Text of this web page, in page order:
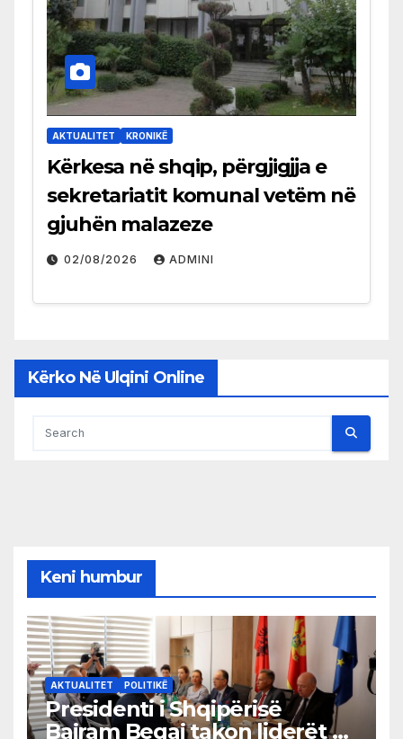
AKTUALITET KRONIKË
Kërkesa në shqip, përgjigjja e
sekretariatit komunal vetëm në
gjuhën malazeze
02/08/2026 ADMINI
Kërko Në Ulqini Online
Keni humbur
AKTUALITET POLITIKË
Presidenti i Shqipërisë
Bajram Begaj takon liderët e